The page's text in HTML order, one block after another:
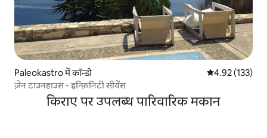
Paleokastro में कॉन्डो औसत रेटिंग 5 में से
4.92 (133)
ज़ेन टाउनहाउस - इन्फ़िनिटी सीवेंस
किराए पर उपलब्ध पारिवारिक मकान